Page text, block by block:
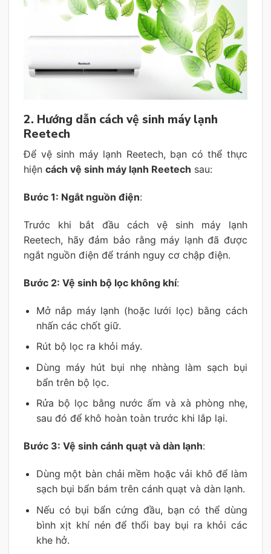
2. Hướng dẫn cách vệ sinh máy lạnh
Reetech
Để vệ sinh máy lạnh Reetech, bạn có thể thực
hiện cách vệ sinh máy lạnh Reetech sau:
Bước 1: Ngắt nguồn điện:
Trước khi bắt đầu cách vệ sinh máy lạnh
Reetech, hãy đảm bảo rằng máy lạnh đã được
ngắt nguồn điện để tránh nguy cơ chập điện.
Bước 2: Vệ sinh bộ lọc không khí:
Mở nắp máy lạnh (hoặc lưới lọc) bằng cách
nhấn các chốt giữ.
Rút bộ lọc ra khỏi máy.
Dùng máy hút bụi nhẹ nhàng làm sạch bụi
bẩn trên bộ lọc.
Rửa bộ lọc bằng nước ấm và xà phòng nhẹ,
sau đó để khô hoàn toàn trước khi lắp lại.
Bước 3: Vệ sinh cánh quạt và dàn lạnh:
Dùng một bàn chải mềm hoặc vải khô để làm
sạch bụi bẩn bám trên cánh quạt và dàn lạnh.
Nếu có bụi bẩn cứng đầu, bạn có thể dùng
bình xịt khí nén để thổi bay bụi ra khỏi các
khe hở.